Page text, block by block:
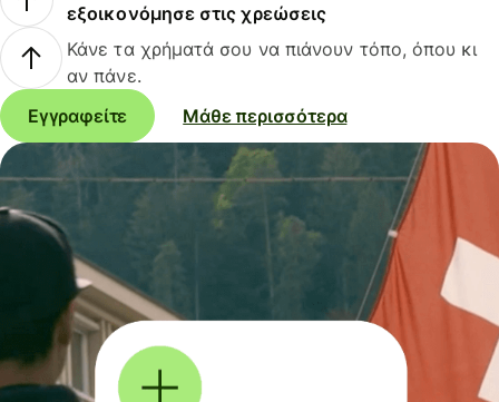
εξοικονόμησε στις χρεώσεις
Κάνε τα χρήματά σου να πιάνουν τόπο, όπου κι
αν πάνε.
Εγγραφείτε
Μάθε περισσότερα